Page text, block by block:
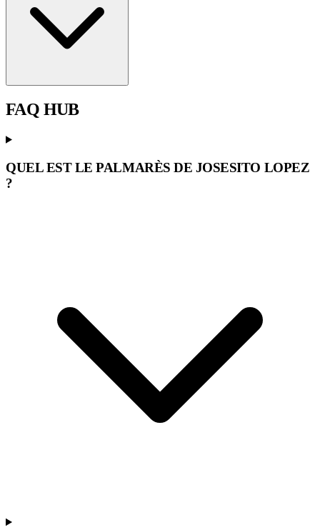
FAQ HUB
QUEL EST LE PALMARÈS DE JOSESITO LOPEZ
?